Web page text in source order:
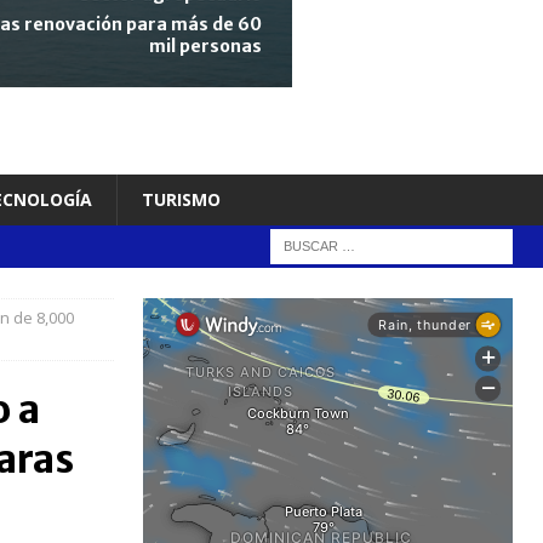
renovación para más de 60
mil personas
TURISMO
de 8,000
a